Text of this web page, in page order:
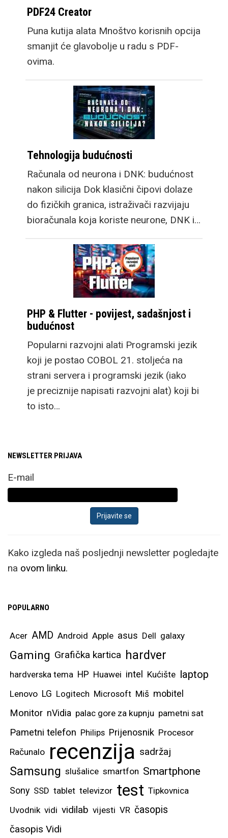
PDF24 Creator
Puna kutija alata Mnoštvo korisnih opcija
smanjit će glavobolje u radu s PDF-
ovima.
Tehnologija budućnosti
Računala od neurona i DNK: budućnost
nakon silicija Dok klasični čipovi dolaze
do fizičkih granica, istraživači razvijaju
bioračunala koja koriste neurone, DNK i…
PHP & Flutter - povijest, sadašnjost i
budućnost
Popularni razvojni alati Programski jezik
koji je postao COBOL 21. stoljeća na
strani servera i programski jezik (iako
je preciznije napisati razvojni alat) koji bi
to isto…
NEWSLETTER PRIJAVA
E-mail
Kako izgleda naš posljednji newsletter pogledajte
na ovom linku.
POPULARNO
Acer AMD Android Apple asus Dell galaxy
Gaming Grafička kartica hardver
hardverska tema HP Huawei intel Kućište laptop
Lenovo LG Logitech Microsoft Miš mobitel
Monitor nVidia palac gore za kupnju pametni sat
Pametni telefon Philips Prijenosnik Procesor
Računalo recenzija sadržaj
Samsung slušalice smartfon Smartphone
Sony SSD tablet televizor test Tipkovnica
Uvodnik vidi vidilab vijesti VR časopis
časopis Vidi